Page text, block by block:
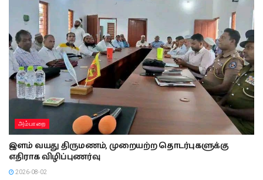
அம்பாறை
இளம் வயது திருமணம், முறையற்ற தொடர்புகளுக்கு
எதிராக விழிப்புணர்வு
2026-08-02